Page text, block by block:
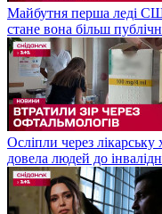
Майбутня перша леді
стане вона більш
Осліпли через лікарську
довела людей до